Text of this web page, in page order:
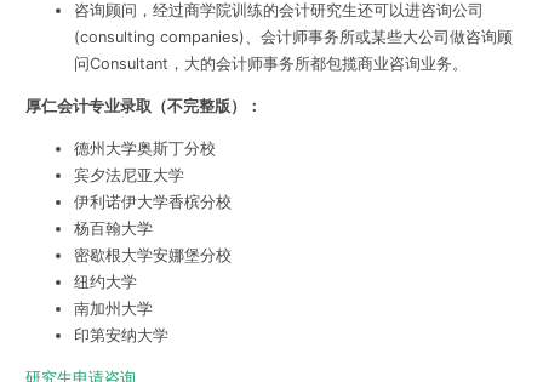
咨询顾问，经过商学院训练的会计研究生还可以进咨询公司
(consulting companies)、会计师事务所或某些大公司做咨询顾
问Consultant，大的会计师事务所都包揽商业咨询业务。
厚仁会计专业录取（不完整版）：
德州大学奥斯丁分校
宾夕法尼亚大学
伊利诺伊大学香槟分校
杨百翰大学
密歇根大学安娜堡分校
纽约大学
南加州大学
印第安纳大学
研究生申请咨询